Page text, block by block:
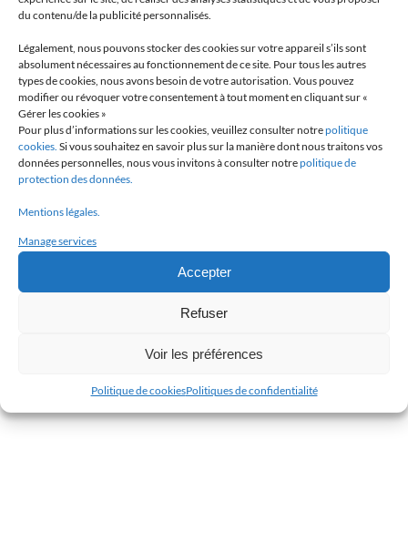
du contenu/de la publicité personnalisés.
Légalement, nous pouvons stocker des cookies sur votre appareil s’ils sont
absolument nécessaires au fonctionnement de ce site. Pour tous les autres
types de cookies, nous avons besoin de votre autorisation. Vous pouvez
modifier ou révoquer votre consentement à tout moment en cliquant sur «
Gérer les cookies »
Pour plus d’informations sur les cookies, veuillez consulter notrepolitique
cookies. Si vous souhaitez en savoir plus sur la manière dont nous traitons vos
données personnelles, nous vous invitons à consulter notrepolitique de
protection des données.
Mentions légales.
Manage services
Accepter
Refuser
Voir les préférences
Politique de cookiesPolitiques de confidentialité
Contact
Mentions Légales
Politique de données personnelles
Politique de cookies (UE)